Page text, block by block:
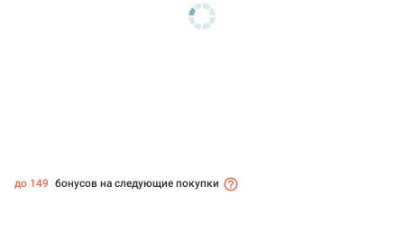
до 149 бонусов на следующие покупки